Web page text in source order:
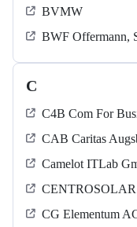
BVMW
BWF Offermann,
C
C4B Com For
CAB Caritas
Camelot ITLab
CG Elementum